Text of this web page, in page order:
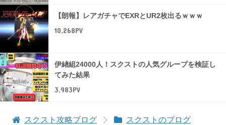
【朗報】レアガチャでEXRとUR2枚出るｗｗｗ
10,268PV
伊緖組24000人！スクストの人気グループを検証し
てみた結果
3,983PV
スクスト攻略ブログ スクストのブログ